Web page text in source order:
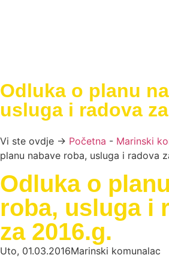
Odluka o planu
usluga i radova
Vi ste ovdje → Početna - Marinski
planu nabave roba, usluga i radova
Odluka o
roba, usluga i
za 2016.g.
Uto, 01.03.2016Marinski komunalac